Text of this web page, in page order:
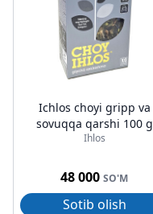
Ichlos choyi gripp va
sovuqqa qarshi 100 g
Ihlos
48 000 SO'M
Sotib olish